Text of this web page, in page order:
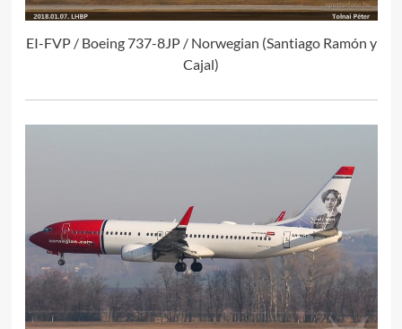
EI-FVP / Boeing 737-8JP / Norwegian (Santiago Ramón y
Cajal)